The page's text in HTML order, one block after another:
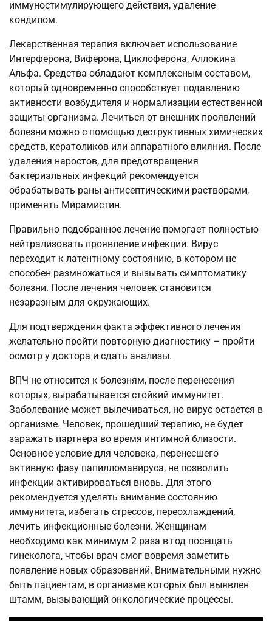
иммуностимулирующего действия, удаление
кондилом.
Лекарственная терапия включает использование
Интерферона, Виферона, Циклоферона, Аллокина
Альфа. Средства обладают комплексным составом,
который одновременно способствует подавлению
активности возбудителя и нормализации естественной
защиты организма. Лечиться от внешних проявлений
болезни можно с помощью деструктивных химических
средств, кератоликов или аппаратного влияния. После
удаления наростов, для предотвращения
бактериальных инфекций рекомендуется
обрабатывать раны антисептическими растворами,
применять Мирамистин.
Правильно подобранное лечение помогает полностью
нейтрализовать проявление инфекции. Вирус
переходит к латентному состоянию, в котором не
способен размножаться и вызывать симптоматику
болезни. После лечения человек становится
незаразным для окружающих.
Для подтверждения факта эффективного лечения
желательно пройти повторную диагностику – пройти
осмотр у доктора и сдать анализы.
ВПЧ не относится к болезням, после перенесения
которых, вырабатывается стойкий иммунитет.
Заболевание может вылечиваться, но вирус остается в
организме. Человек, прошедший терапию, не будет
заражать партнера во время интимной близости.
Основное условие для человека, перенесшего
активную фазу папилломавируса, не позволить
инфекции активироваться вновь. Для этого
рекомендуется уделять внимание состоянию
иммунитета, избегать стрессов, переохлаждений,
лечить инфекционные болезни. Женщинам
необходимо как минимум 2 раза в год посещать
гинеколога, чтобы врач смог вовремя заметить
появление новых образований. Внимательными нужно
быть пациентам, в организме которых был выявлен
штамм, вызывающий онкологические процессы.